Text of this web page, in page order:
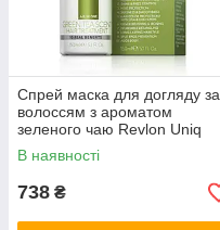
Спрей маска для догляду за
волоссям з ароматом
зеленого чаю Revlon Uniq
One Green Tea Scent
Treatment 150 мл
В наявності
738 ₴